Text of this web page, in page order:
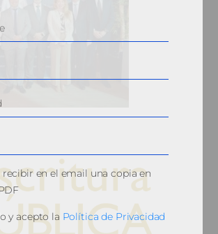
en el email una copia en
y acepto la Política de Privacidad